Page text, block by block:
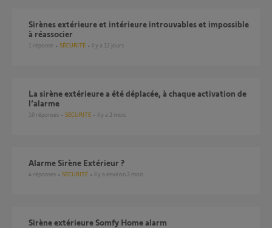
Sirènes extérieure et intérieure introuvables et impossible
à réassocier
1 réponse SÉCURITÉ il y a 12 jours
La sirène extérieure a été déplacée, à chaque activation de
l’alarme
10 réponses SÉCURITÉ il y a 2 mois
Alarme Sirène Extérieur ?
4 réponses SÉCURITÉ il y a environ 2 mois
Sirène extérieure Somfy Home alarm